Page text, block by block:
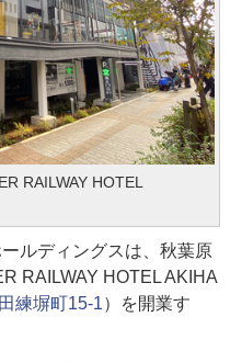
RAILWAY HOTEL
ルディングスは、秋葉原
RAILWAY HOTEL AKIHA
練塀町15-1）を開業す